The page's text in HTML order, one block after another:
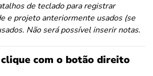
de teclado para registrar
e projeto anteriormente usados (se
Não será possível inserir notas.
clique com o botão direito